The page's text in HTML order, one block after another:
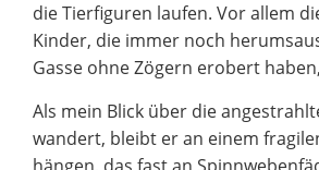
die Tierfiguren laufen. Vor allem
Kinder, die immer noch
Gasse ohne Zögern erobert
Als mein Blick über die
wandert, bleibt er an einem